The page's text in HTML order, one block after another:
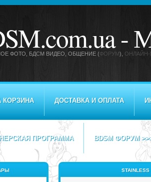
-
ФОТО, БДСМ ВИДЕО , ОБЩЕНИЕ (ФОРУМ), ОНЛАЙН-
КОРЗИНА ДОСТАВКА И ОПЛАТА
ПРОГРАММА BDSM ФОРУМ
STAINLESS